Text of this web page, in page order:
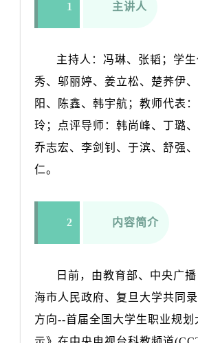
1 主讲人
主持人：冯琳、张韬；学
秀、邬丽婷、姜立松、楚荞伊
阳、陈鑫、韩宇航；教师代表
玲；点评导师：韩尚峰、丁璐、
乔志宏、李剑钊、于滨、舒强
仁。
2 内容简介
日前，由教育部、中央广
海市人民政府、复旦大学共同
方向--首届全国大学生职业规划